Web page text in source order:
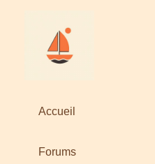
Accueil
Forums